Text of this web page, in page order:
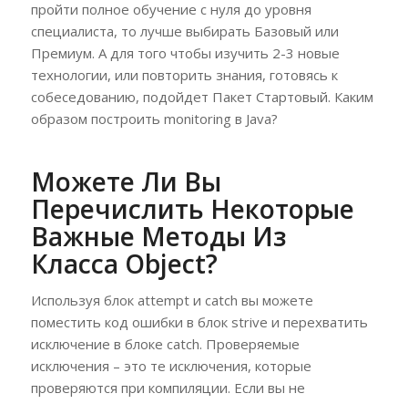
пройти полное обучение с нуля до уровня
специалиста, то лучше выбирать Базовый или
Премиум. А для того чтобы изучить 2-3 новые
технологии, или повторить знания, готовясь к
собеседованию, подойдет Пакет Стартовый. Каким
образом построить monitoring в Java?
Можете Ли Вы
Перечислить Некоторые
Важные Методы Из
Класса Object?
Используя блок attempt и catch вы можете
поместить код ошибки в блок strive и перехватить
исключение в блоке catch. Проверяемые
исключения – это те исключения, которые
проверяются при компиляции. Если вы не